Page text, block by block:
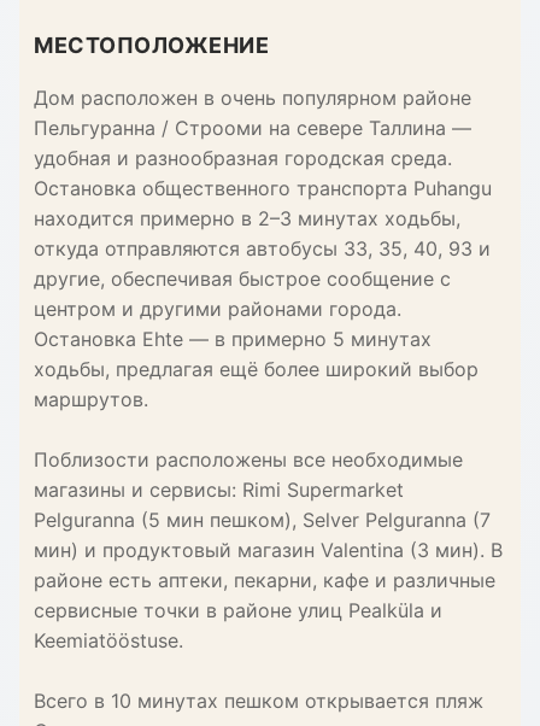
МЕСТОПОЛОЖЕНИЕ
Дом расположен в очень популярном районе
Пельгуранна / Строоми на севере Таллина —
удобная и разнообразная городская среда.
Остановка общественного транспорта Puhangu
находится примерно в 2–3 минутах ходьбы,
откуда отправляются автобусы 33, 35, 40, 93 и
другие, обеспечивая быстрое сообщение с
центром и другими районами города.
Остановка Ehte — в примерно 5 минутах
ходьбы, предлагая ещё более широкий выбор
маршрутов.
Поблизости расположены все необходимые
магазины и сервисы: Rimi Supermarket
Pelguranna (5 мин пешком), Selver Pelguranna (7
мин) и продуктовый магазин Valentina (3 мин). В
районе есть аптеки, пекарни, кафе и различные
сервисные точки в районе улиц Pealküla и
Keemiatööstuse.
Всего в 10 минутах пешком открывается пляж